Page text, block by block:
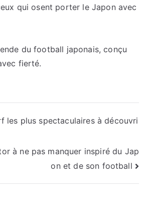
qui osent porter le Japon avec
du football japonais, conçu
fierté.
les plus spectaculaires à découvri
à ne pas manquer inspiré du Jap
on et de son football